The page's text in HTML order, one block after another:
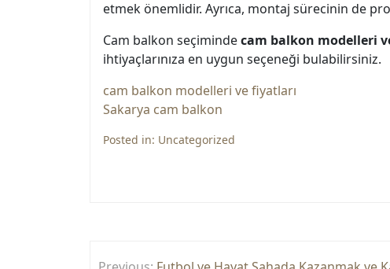
etmek önemlidir. Ayrıca, montaj sürecinin de
Cam balkon seçimindecam balkon modelleri
ihtiyaçlarınıza en uygun seçeneği bulabilirsiniz.
cam balkon modelleri ve fiyatları
Sakarya cam balkon
Posted in: Uncategorized
Yazı